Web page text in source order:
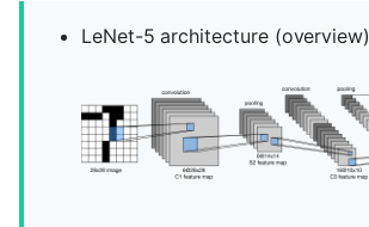
LeNet-5 architecture (overview)